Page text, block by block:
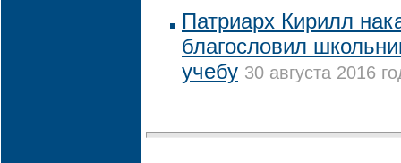
Патриарх Кирилл
благословил
учебу 30 августа 2016